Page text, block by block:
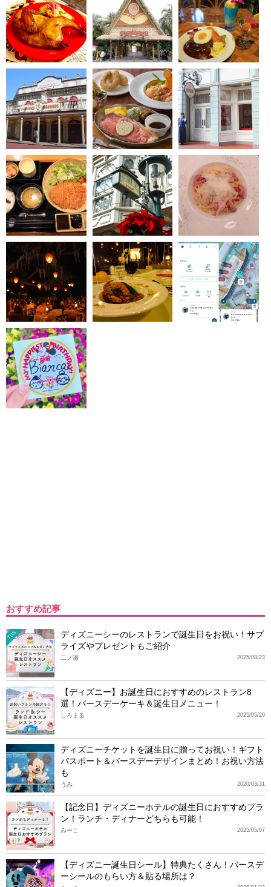
おすすめ記事
TDS
ディズニーシーのレストランで誕生日をお祝い！サプ
ライズやプレゼントもご紹介
2025/08/23
二ノ瀬
【ディズニー】お誕生日におすすめのレストラン8
選！バースデーケーキ＆誕生日メニュー！
2025/05/20
しろまる
ディズニーチケットを誕生日に贈ってお祝い！ギフト
パスポート＆バースデーデザインまとめ！お祝い方法
も
2020/03/31
うみ
【記念日】ディズニーホテルの誕生日におすすめプラ
ン！ランチ・ディナーどちらも可能！
2025/05/07
みーこ
【ディズニー誕生日シール】特典たくさん！バースデ
ーシールのもらい方＆貼る場所は？